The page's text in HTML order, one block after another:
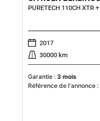
PURETECH 110CH XTR
2017
30000 km
Garantie : 3 mois
Référence de l'annonce :